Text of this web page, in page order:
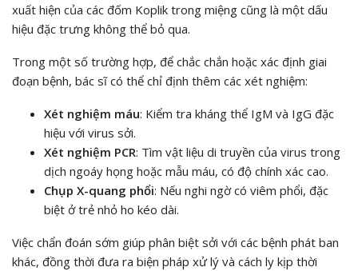
xuất hiện của các đốm Koplik trong miệng cũng là một dấu
hiệu đặc trưng không thể bỏ qua.
Trong một số trường hợp, để chắc chắn hoặc xác định giai
đoạn bệnh, bác sĩ có thể chỉ định thêm các xét nghiệm:
Xét nghiệm máu: Kiểm tra kháng thể IgM và IgG đặc
hiệu với virus sởi.
Xét nghiệm PCR: Tìm vật liệu di truyền của virus trong
dịch ngoáy họng hoặc mẫu máu, có độ chính xác cao.
Chụp X-quang phổi: Nếu nghi ngờ có viêm phổi, đặc
biệt ở trẻ nhỏ ho kéo dài.
Việc chẩn đoán sớm giúp phân biệt sởi với các bệnh phát ban
khác, đồng thời đưa ra biện pháp xử lý và cách ly kịp thời